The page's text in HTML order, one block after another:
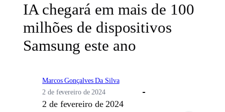
IA chegará em mais de 100
milhões de dispositivos
Samsung este ano
Marcos Gonçalves Da Silva
2 de fevereiro de 2024
2 de fevereiro de 2024